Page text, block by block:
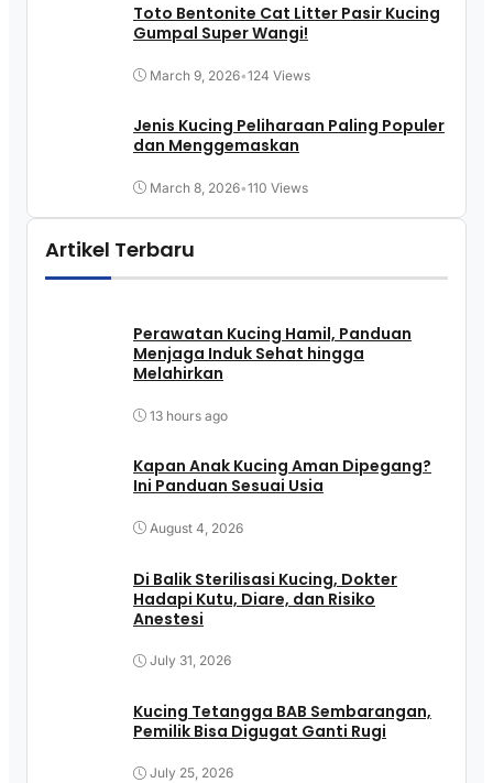
Toto Bentonite Cat Litter Pasir Kucing
Gumpal Super Wangi!
March 9, 2026•124 Views
Jenis Kucing Peliharaan Paling Populer
dan Menggemaskan
March 8, 2026•110 Views
Artikel Terbaru
Perawatan Kucing Hamil, Panduan
Menjaga Induk Sehat hingga
Melahirkan
13 hours ago
Kapan Anak Kucing Aman Dipegang?
Ini Panduan Sesuai Usia
August 4, 2026
Di Balik Sterilisasi Kucing, Dokter
Hadapi Kutu, Diare, dan Risiko
Anestesi
July 31, 2026
Kucing Tetangga BAB Sembarangan,
Pemilik Bisa Digugat Ganti Rugi
July 25, 2026